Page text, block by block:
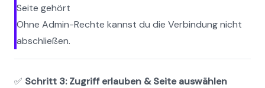
Seite gehört
Ohne Admin-Rechte kannst du die Verbindung nicht
abschließen.
✅ Schritt 3: Zugriff erlauben & Seite auswählen